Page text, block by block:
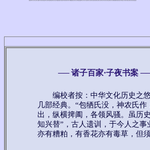
──诸子百家·子夜书案
编校者按：中华文化历史之悠
几部经典。“包牺氏没，神农氏
出，纵横捭阖，各领风骚。虽历
知兴替”，古人遗训，于今人之
亦有糟粕，有香花亦有毒草，但